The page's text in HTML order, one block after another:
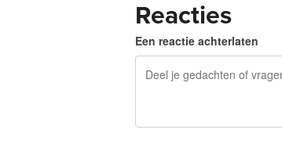
Reacties
Een reactie achterlaten